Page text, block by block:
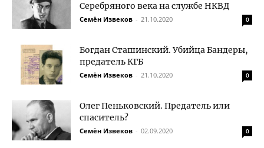
Серебряного века на службе НКВД
Семён Извеков - 21.10.2020 0
Богдан Сташинский. Убийца Бандеры,
предатель КГБ
Семён Извеков - 21.10.2020 0
Олег Пеньковский. Предатель или
спаситель?
Семён Извеков - 02.09.2020 0